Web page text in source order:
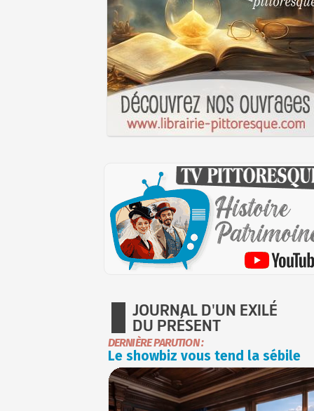
JOURNAL D'UN EXILÉ
DU PRÉSENT
DERNIÈRE PARUTION :
Le showbiz vous tend la sébile